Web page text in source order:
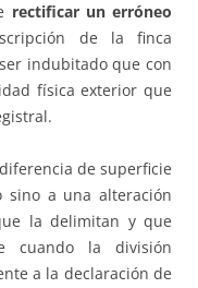
rectificar un erróneo
de la finca
indubitado que con
física exterior que
de superficie
a una alteración
la delimitan y que
cuando la división
a la declaración de